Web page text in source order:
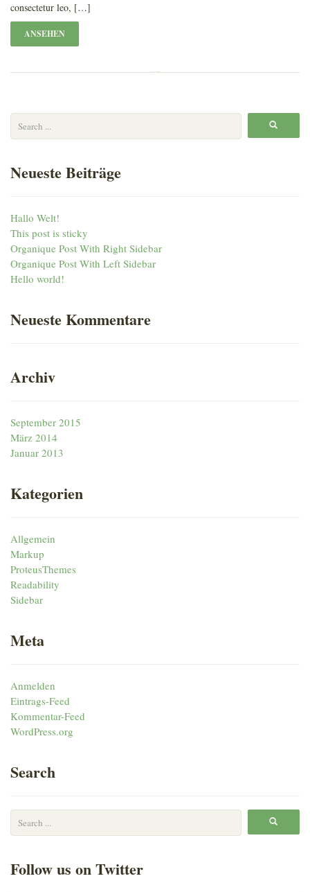
consectetur leo, […]
ANSEHEN
NeuesteBeiträge
Hallo Welt!
This post is sticky
Organique Post With Right Sidebar
Organique Post With Left Sidebar
Hello world!
NeuesteKommentare
Archiv
September 2015
März 2014
Januar 2013
Kategorien
Allgemein
Markup
ProteusThemes
Readability
Sidebar
Meta
Anmelden
Eintrags-Feed
Kommentar-Feed
WordPress.org
Search
Followus on Twitter